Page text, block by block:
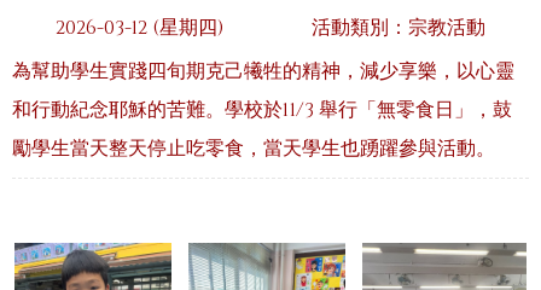
2026-03-12 (星期四)
活動類別：宗教活動
為幫助學生實踐四旬期克己犧牲的精神，減少享樂，以心靈
和行動紀念耶穌的苦難。學校於11/3 舉行「無零食日」，鼓
勵學生當天整天停止吃零食，當天學生也踴躍參與活動。